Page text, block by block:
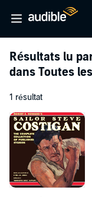
Résultats lu
dans Toutes
1 résultat